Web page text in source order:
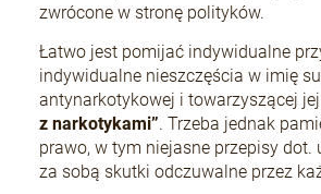
zwrócone w stronę polityków.
Łatwo jest pomijać indywidualne
indywidualne nieszczęścia w imię
antynarkotykowej i towarzyszącej
z narkotykami”. Trzeba jednak
prawo, w tym niejasne przepisy dot.
za sobą skutki odczuwalne przez